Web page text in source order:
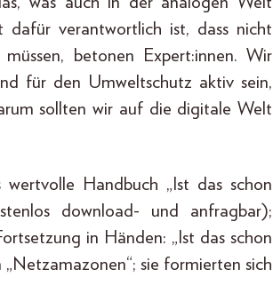
dafür verantwortlich ist, dass nicht
betonen Expert:innen. Wir
für den Umweltschutz aktiv sein,
sollten wir auf die digitale Welt
Handbuch „Ist das schon
download- und anfragbar);
in Händen: „Ist das schon
sie formierten sich